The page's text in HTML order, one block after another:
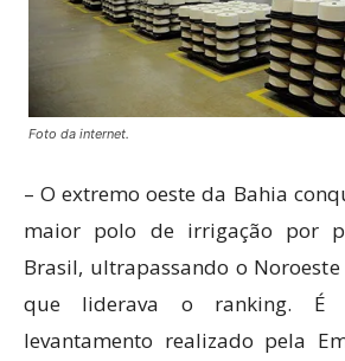
Foto da internet.
– O extremo oeste da Bahia
maior polo de irrigação por
Brasil, ultrapassando o
que liderava o ranking. É
levantamento realizado pela